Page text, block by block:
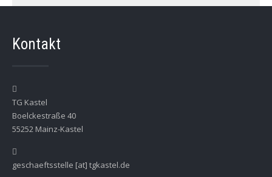
Kontakt
TG Kastel
Boelckestraße 40
55252 Mainz-Kastel
geschaeftsstelle [at] tgkastel.de